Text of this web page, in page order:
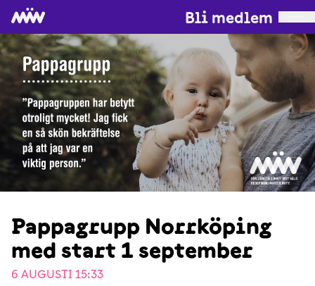
Bli medlem
Pappagrupp Norrköping
med start 1 september
6 AUGUSTI 15:33